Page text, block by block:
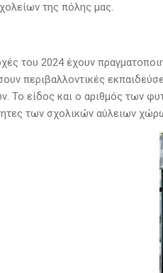
της πόλης μας.
του 2024 έχουν
περιβαλλοντικές
Το είδος και ο αριθμός των
των σχολικών αύλειων